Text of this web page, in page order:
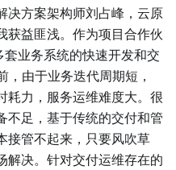
决方案架构师刘占峰，云原
获益匪浅。作为项目合作伙
业务系统的快速开发和交
由于业务迭代周期短，
耗力，服务运维难度大。很
不足，基于传统的交付和管
接管不起来，只要风吹草
解决。针对交付运维存在的